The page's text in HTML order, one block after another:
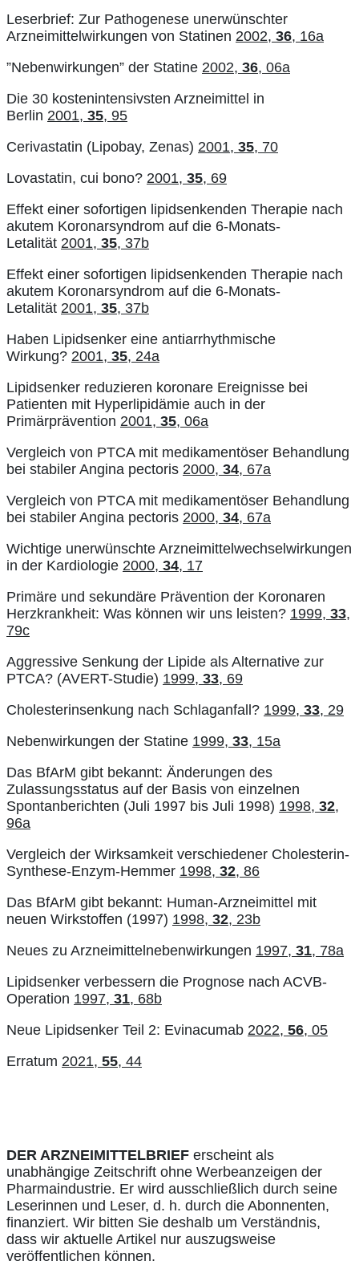
Leserbrief: Zur Pathogenese unerwünschter
Arzneimittelwirkungen von Statinen 2002, 36, 16a
”Nebenwirkungen” der Statine 2002, 36, 06a
Die 30 kostenintensivsten Arzneimittel in
Berlin 2001, 35, 95
Cerivastatin (Lipobay, Zenas) 2001, 35, 70
Lovastatin, cui bono? 2001, 35, 69
Effekt einer sofortigen lipidsenkenden Therapie nach
akutem Koronarsyndrom auf die 6-Monats-
Letalität 2001, 35, 37b
Effekt einer sofortigen lipidsenkenden Therapie nach
akutem Koronarsyndrom auf die 6-Monats-
Letalität 2001, 35, 37b
Haben Lipidsenker eine antiarrhythmische
Wirkung? 2001, 35, 24a
Lipidsenker reduzieren koronare Ereignisse bei
Patienten mit Hyperlipidämie auch in der
Primärprävention 2001, 35, 06a
Vergleich von PTCA mit medikamentöser Behandlung
bei stabiler Angina pectoris 2000, 34, 67a
Vergleich von PTCA mit medikamentöser Behandlung
bei stabiler Angina pectoris 2000, 34, 67a
Wichtige unerwünschte Arzneimittelwechselwirkungen
in der Kardiologie 2000, 34, 17
Primäre und sekundäre Prävention der Koronaren
Herzkrankheit: Was können wir uns leisten? 1999, 33,
79c
Aggressive Senkung der Lipide als Alternative zur
PTCA? (AVERT-Studie) 1999, 33, 69
Cholesterinsenkung nach Schlaganfall? 1999, 33, 29
Nebenwirkungen der Statine 1999, 33, 15a
Das BfArM gibt bekannt: Änderungen des
Zulassungsstatus auf der Basis von einzelnen
Spontanberichten (Juli 1997 bis Juli 1998) 1998, 32,
96a
Vergleich der Wirksamkeit verschiedener Cholesterin-
Synthese-Enzym-Hemmer 1998, 32, 86
Das BfArM gibt bekannt: Human-Arzneimittel mit
neuen Wirkstoffen (1997) 1998, 32, 23b
Neues zu Arzneimittelnebenwirkungen 1997, 31, 78a
Lipidsenker verbessern die Prognose nach ACVB-
Operation 1997, 31, 68b
Neue Lipidsenker Teil 2: Evinacumab 2022, 56, 05
Erratum 2021, 55, 44
DER ARZNEIMITTELBRIEF erscheint als
unabhängige Zeitschrift ohne Werbeanzeigen der
Pharmaindustrie. Er wird ausschließlich durch seine
Leserinnen und Leser, d. h. durch die Abonnenten,
finanziert. Wir bitten Sie deshalb um Verständnis,
dass wir aktuelle Artikel nur auszugsweise
veröffentlichen können.